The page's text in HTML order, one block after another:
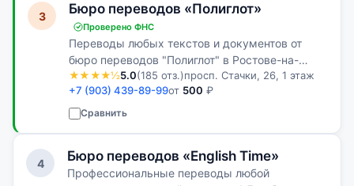
3 Бюро переводов «Полиглот»
Проверено ФНС
Переводы любых текстов и документов от
бюро переводов "Полиглот" в Ростове-на-
Дону. Работаем по всей России, звоните
круглосуточно! Подарки и приятные бонусы
для клиентов.
★★★★½5.0(185 отз.)просп. Стачки, 26, 1 этаж
+7 (903) 439-89-99от 500 ₽
Сравнить
4 Бюро переводов «English Time»
Профессиональные переводы любой